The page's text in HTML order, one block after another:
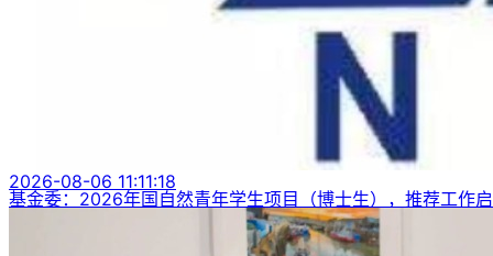
2026-08-06 11:11:18
基金委：2026年国自然青年学生项目（博士生），推荐工作